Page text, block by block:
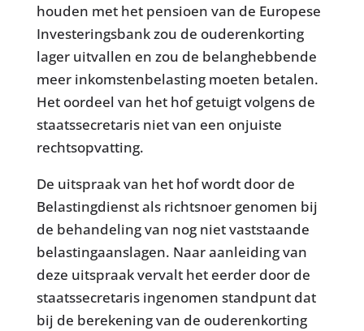
houden met het pensioen van de Europese
Investeringsbank zou de ouderenkorting
lager uitvallen en zou de belanghebbende
meer inkomstenbelasting moeten betalen.
Het oordeel van het hof getuigt volgens de
staatssecretaris niet van een onjuiste
rechtsopvatting.
De uitspraak van het hof wordt door de
Belastingdienst als richtsnoer genomen bij
de behandeling van nog niet vaststaande
belastingaanslagen. Naar aanleiding van
deze uitspraak vervalt het eerder door de
staatssecretaris ingenomen standpunt dat
bij de berekening van de ouderenkorting